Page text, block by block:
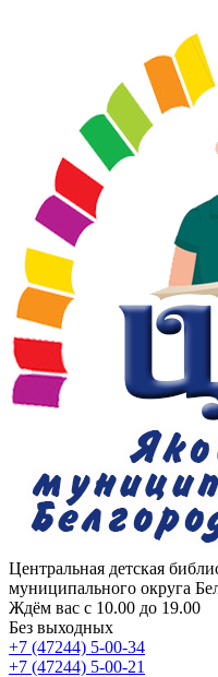
Центральная детская
муниципального округа
Ждём вас с 10.00 до 19.00
Без выходных
+7 (47244) 5-00-34
+7 (47244) 5-00-21